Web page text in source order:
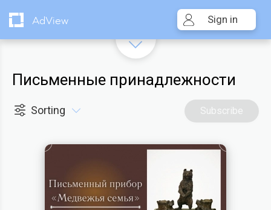
AdView Sign in
Письменные принадлежности
Sorting Subscribe